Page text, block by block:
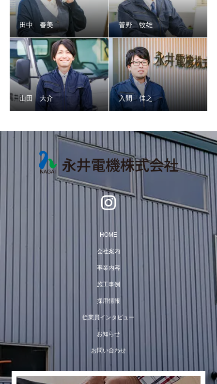
田中 春美 菅野 牧雄
山田 大介 入間 佳之
HOME
会社案内
事業内容
施工事例
採用情報
従業員インタビュー
お知らせ
お問い合わせ